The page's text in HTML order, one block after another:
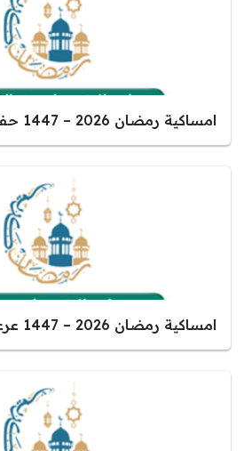
امساكية رمضان 2026 – 1447 حفر الباطن
امساكية رمضان 2026 – 1447 عرعر